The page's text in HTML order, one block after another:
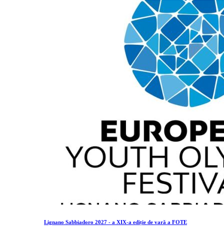
Lignano Sabbiadoro 2027 - a XIX-a ediție de vară a FOTE